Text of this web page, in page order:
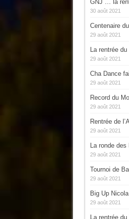
GNJ … la
30 août 2021
Centenaire
29 août 2021
La rentrée
29 août 2021
Cha Dance
29 août 2021
Record du
29 août 2021
Rentrée de
29 août 2021
La ronde des
29 août 2021
Tournoi de
29 août 2021
Big Up Nicola
29 août 2021
La rentrée